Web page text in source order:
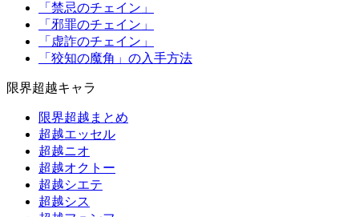
「禁忌のチェイン」
「邪罪のチェイン」
「虚詐のチェイン」
「狡知の魔角」の入手方法
限界超越キャラ
限界超越まとめ
超越エッセル
超越ニオ
超越オクトー
超越シエテ
超越シス